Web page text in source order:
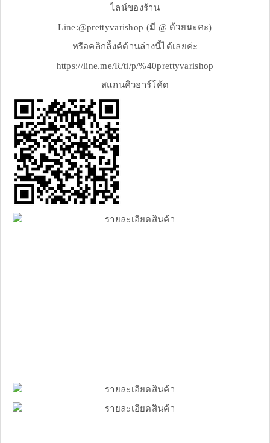
ไลน์ของร้าน
Line:@prettyvarishop (มี @ ด้วยนะคะ)
หรือคลิกลิ้งค์ด้านล่างนี้ได้เลยค่ะ
https://line.me/R/ti/p/%40prettyvarishop
สแกนคิวอาร์โค้ด